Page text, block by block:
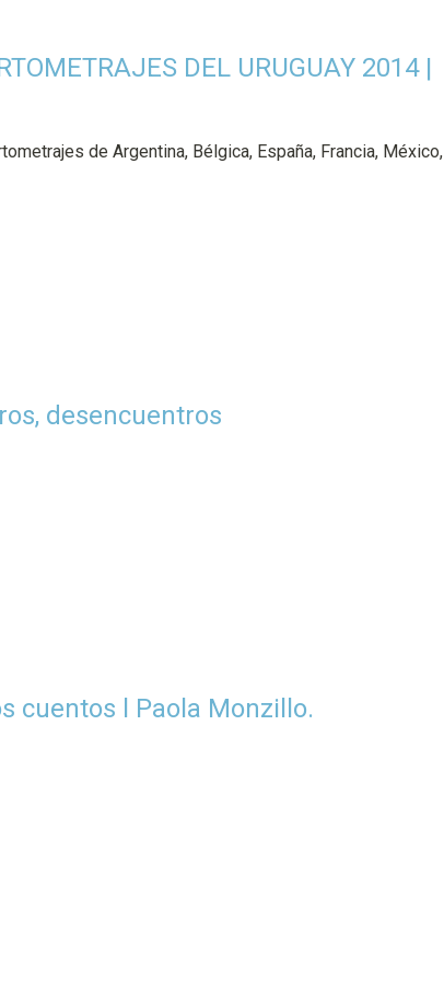
DEL URUGUAY 2014 |
de Argentina, Bélgica, España, Francia, México,
desencuentros
cuentos l Paola Monzillo.